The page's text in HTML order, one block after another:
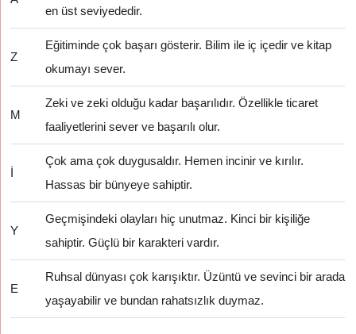
en üst seviyededir.
Z
Eğitiminde çok başarı gösterir. Bilim ile iç içedir ve kitap
okumayı sever.
M
Zeki ve zeki olduğu kadar başarılıdır. Özellikle ticaret
faaliyetlerini sever ve başarılı olur.
İ
Çok ama çok duygusaldır. Hemen incinir ve kırılır.
Hassas bir bünyeye sahiptir.
Y
Geçmişindeki olayları hiç unutmaz. Kinci bir kişiliğe
sahiptir. Güçlü bir karakteri vardır.
E
Ruhsal dünyası çok karışıktır. Üzüntü ve sevinci bir arada
yaşayabilir ve bundan rahatsızlık duymaz.